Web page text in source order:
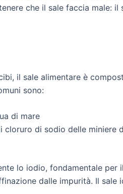
che il sale faccia male: il
il sale alimentare è
sono:
di mare
di sodio delle miniere
lo iodio, fondamentale per
dalle impurità. Il sale